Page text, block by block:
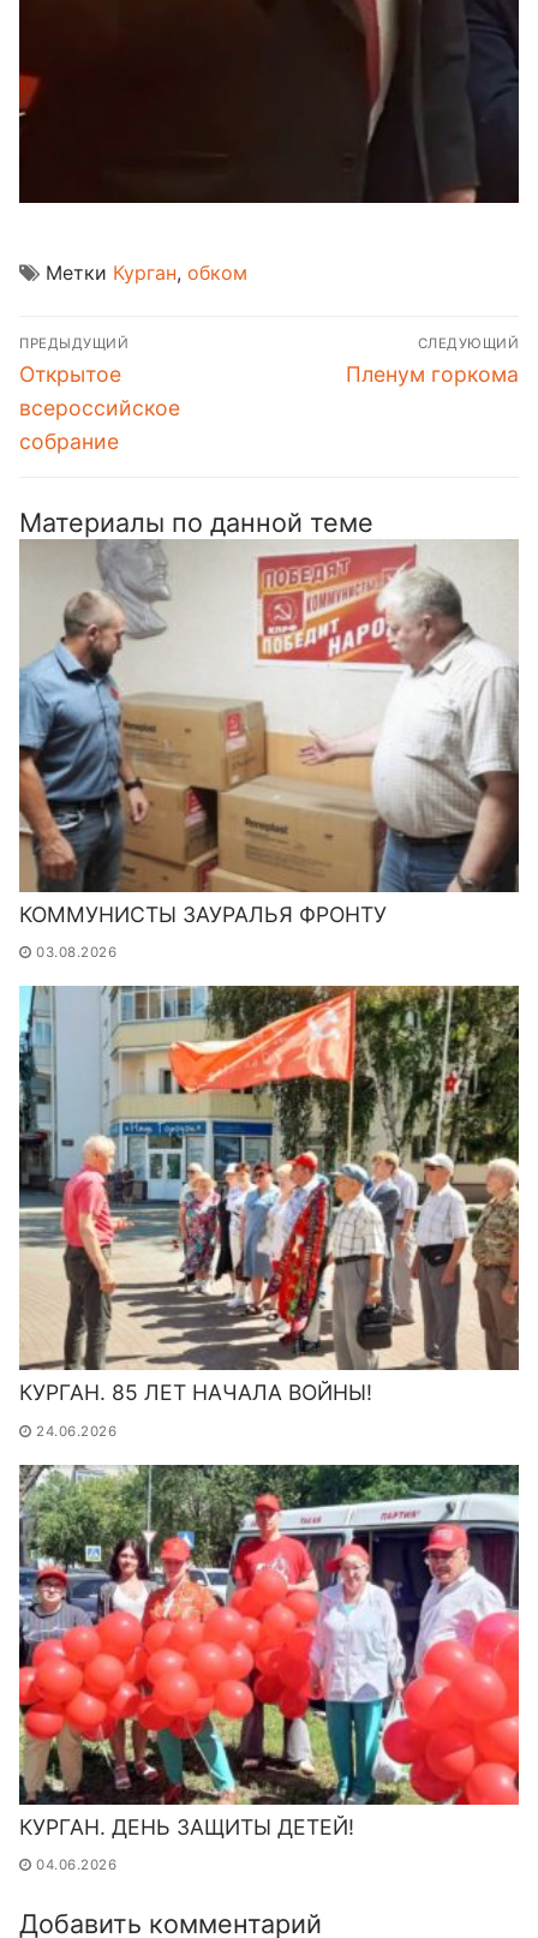
Метки Курган, обком
Навигация
по
записям
ПРЕДЫДУЩИЙ
Предыдущая
запись:
Открытое
всероссийское
собрание
СЛЕДУЮЩИЙ
Следующая
Пленум горкома
Материалы по данной теме
КОММУНИСТЫ ЗАУРАЛЬЯ ФРОНТУ
03.08.2026
КУРГАН. 85 ЛЕТ НАЧАЛА ВОЙНЫ!
24.06.2026
КУРГАН. ДЕНЬ ЗАЩИТЫ ДЕТЕЙ!
04.06.2026
Добавить комментарий